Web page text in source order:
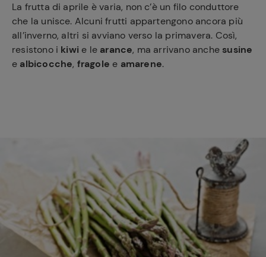
La frutta di aprile è varia, non c’è un filo conduttore
che la unisce. Alcuni frutti appartengono ancora più
all’inverno, altri si avviano verso la primavera. Così,
resistono i kiwi e le arance, ma arrivano anche susine
e albicocche, fragole e amarene.